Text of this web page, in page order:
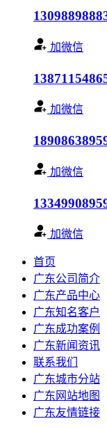
加微信
加微信
加微信
加微信
首页
广东公司简介
广东产品中心
广东知名客户
广东成功案例
广东新闻资讯
联系我们
广东城市分站
广东网站地图
广东友情链接